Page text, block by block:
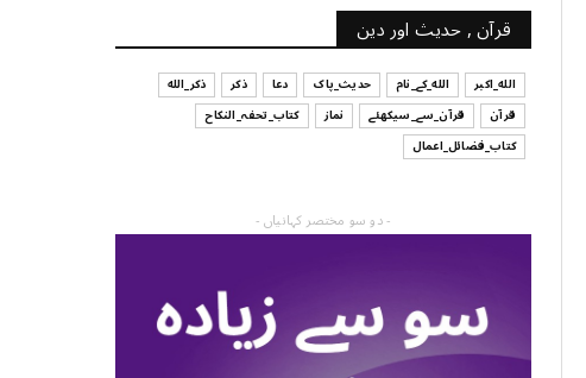
قرآن , حدیث اور دین
الله_اکبر الله_کے_نام حدیث_پاک دعا ذکر
ذکر_الله
قرآن
قرآن_سے_سیکھئے نماز
کتاب_تحفہ_النکاح
کتاب_فضائل_اعمال
- دو سو مختصر کہانیاں -